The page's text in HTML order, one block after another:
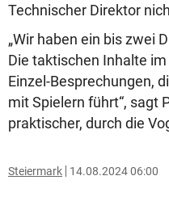
Technischer Direktor
„Wir haben ein bis zwei
Die taktischen Inhalte
Einzel-Besprechungen,
mit Spielern führt“, sagt
praktischer, durch die
Steiermark 14.08.2024 06:00